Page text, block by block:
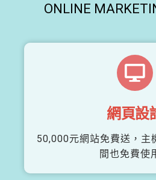
ONLINE
網頁設
50,000元網站免費送，主
間也免費使